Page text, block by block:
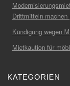
Drittmitteln
Kündigung wegen
Mietkaution für
KATEGORIEN